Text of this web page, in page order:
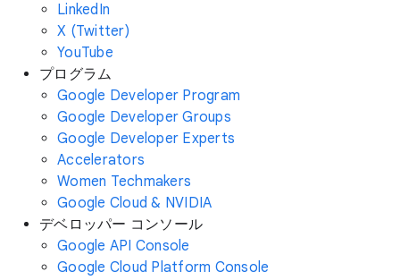
LinkedIn
X (Twitter)
YouTube
プログラム
Google Developer Program
Google Developer Groups
Google Developer Experts
Accelerators
Women Techmakers
Google Cloud & NVIDIA
デベロッパー コンソール
Google API Console
Google Cloud Platform Console